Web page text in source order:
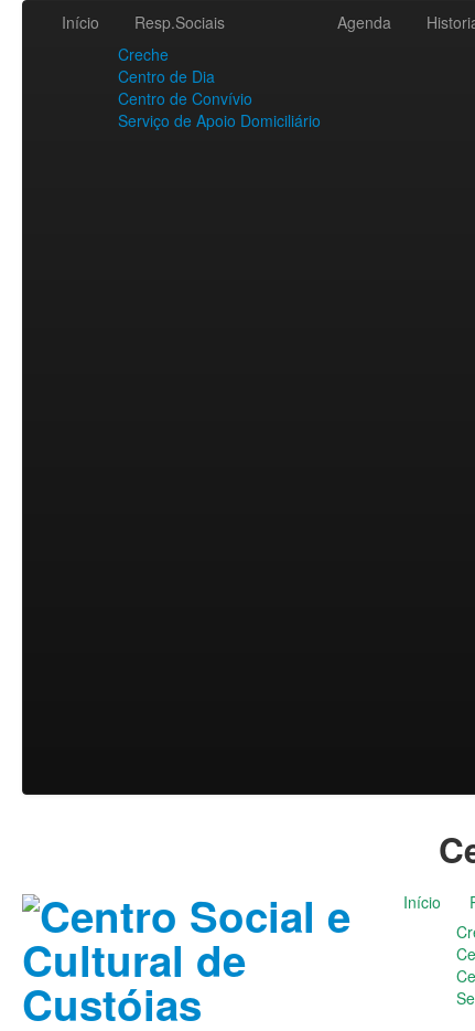
Início
Resp.Sociais
Creche
Centro de Dia
Centro de Convívio
Serviço de Apoio Domiciliário
Agenda
Início